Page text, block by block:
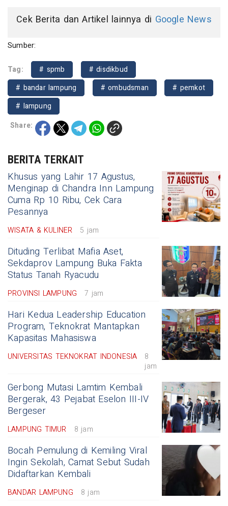
Cek Berita dan Artikel lainnya di Google News
Sumber:
Tag: # spmb
# disdikbud
# bandar lampung
# ombudsman
# pemkot
# lampung
Share:
BERITA TERKAIT
Khusus yang Lahir 17 Agustus,
Menginap di Chandra Inn Lampung
Cuma Rp 10 Ribu, Cek Cara
Pesannya
WISATA & KULINER 5 jam
Dituding Terlibat Mafia Aset,
Sekdaprov Lampung Buka Fakta
Status Tanah Ryacudu
PROVINSI LAMPUNG 7 jam
Hari Kedua Leadership Education
Program, Teknokrat Mantapkan
Kapasitas Mahasiswa
UNIVERSITAS TEKNOKRAT INDONESIA
8
jam
Gerbong Mutasi Lamtim Kembali
Bergerak, 43 Pejabat Eselon III-IV
Bergeser
LAMPUNG TIMUR 8 jam
Bocah Pemulung di Kemiling Viral
Ingin Sekolah, Camat Sebut Sudah
Didaftarkan Kembali
BANDAR LAMPUNG 8 jam